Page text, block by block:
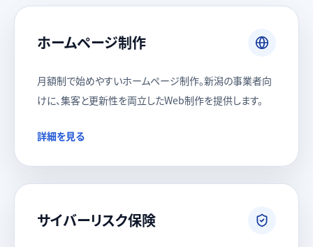
ホームページ制作
月額制で始めやすいホームページ制作。新潟の事業者向
けに、集客と更新性を両立したWeb制作を提供します。
詳細を見る
サイバーリスク保険